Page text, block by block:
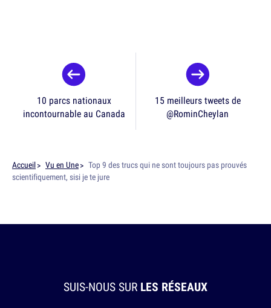
10 parcs nationaux
incontournable au Canada
15 meilleurs tweets de
@RominCheylan
Accueil Vu en Une
Top 9 des trucs qui ne sont toujours pas prouvés
scientifiquement, sisi je te jure
SUIS-NOUS SUR LES RÉSEAUX